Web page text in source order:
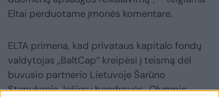
Eltai perduotame įmonės komentare.
ELTA primena, kad privataus kapitalo fondų
valdytojas „BaltCap“ kreipėsi į teismą dėl
buvusio partnerio Lietuvoje Šarūno
Stepukonio, lošimų bendrovės „Olympic